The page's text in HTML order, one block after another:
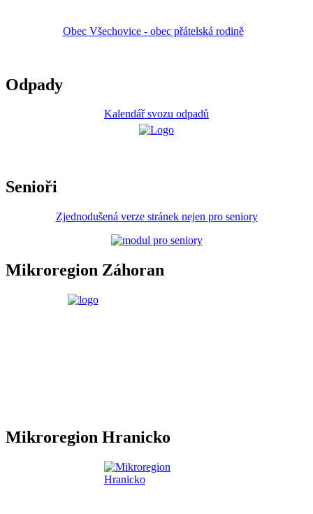
Obec Všechovice - obec přátelská rodině
Odpady
Kalendář svozu odpadů
Senioři
Zjednodušená verze stránek nejen pro seniory
Mikroregion Záhoran
Mikroregion Hranicko